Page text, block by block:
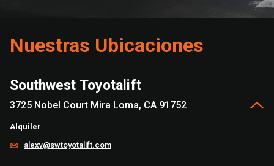
Nuestras Ubicaciones
Southwest Toyotalift
3725 Nobel Court Mira Loma, CA 91752
Alquiler
alexv@swtoyotalift.com